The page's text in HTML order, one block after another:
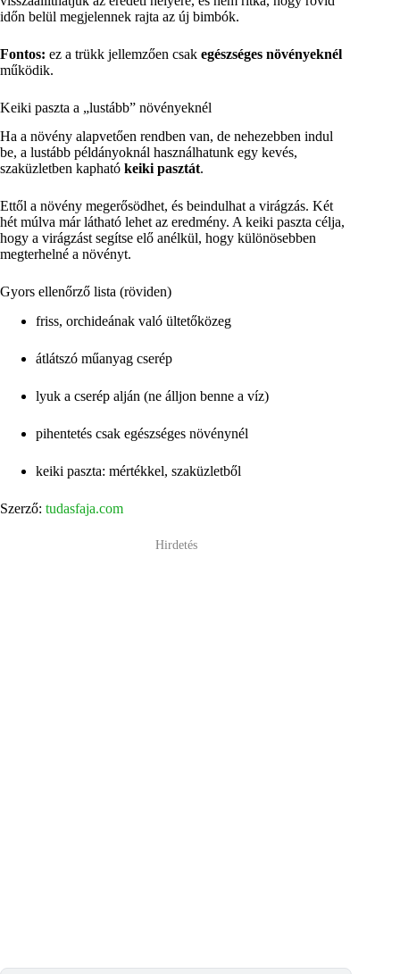
időn belül megjelennek rajta az új bimbók.
Fontos: ez a trükk jellemzően csak egészséges növényeknél
működik.
Keiki paszta a „lustább” növényeknél
Ha a növény alapvetően rendben van, de nehezebben indul
be, a lustább példányoknál használhatunk egy kevés,
szaküzletben kapható keiki pasztát.
Ettől a növény megerősödhet, és beindulhat a virágzás. Két
hét múlva már látható lehet az eredmény. A keiki paszta célja,
hogy a virágzást segítse elő anélkül, hogy különösebben
megterhelné a növényt.
Gyors ellenőrző lista (röviden)
friss, orchideának való ültetőközeg
átlátszó műanyag cserép
lyuk a cserép alján (ne álljon benne a víz)
pihentetés csak egészséges növénynél
keiki paszta: mértékkel, szaküzletből
Szerző: tudasfaja.com
Hirdetés